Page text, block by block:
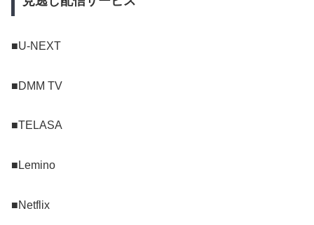
■U-NEXT
■DMM TV
■TELASA
■Lemino
■Netflix